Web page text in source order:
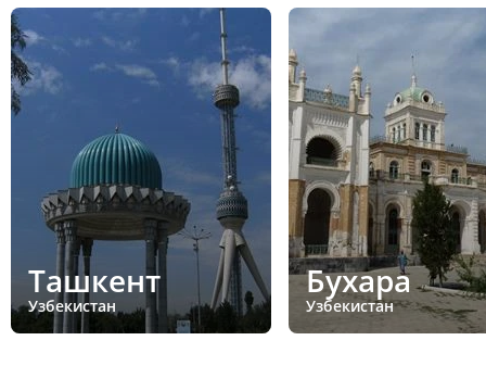
Ташкент
Узбекистан
Бухара
Узбекистан